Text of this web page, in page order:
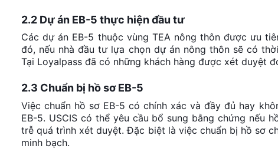
2.2 Dự án EB-5 thực hiện đầu tư
Các dự án EB-5 thuộc vùng TEA nông thôn được ưu
đó, nếu nhà đầu tư lựa chọn dự án nông thôn sẽ có
Tại Loyalpass đã có những khách hàng được xét duyệt
2.3 Chuẩn bị hồ sơ EB-5
Việc chuẩn hồ sơ EB-5 có chính xác và đầy đủ hay
EB-5. USCIS có thể yêu cầu bổ sung bằng chứng nếu
trễ quá trình xét duyệt. Đặc biệt là việc chuẩn bị hồ sơ
minh bạch.